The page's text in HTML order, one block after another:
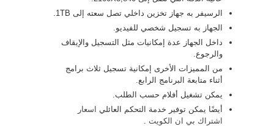
الرسيفر به جهاز تخزين داخلي تصل سعته إلى 1TB.
الجهاز به تسجيل شخصي للفيديو.
داخل الجهاز عدة إمكانيات مثل التسجيل والإيقاف
والرجوع.
من المميزات الأخرى إمكانية تسجيل ثلاث برامج
أثناء متابعة البرنامج الرابع.
يمكن تشغيل أفلام حسب الطلب.
أيضًا يمكن توفير خدمة التحكم العائلي
اسعار
اشتراك بي ان الكويت